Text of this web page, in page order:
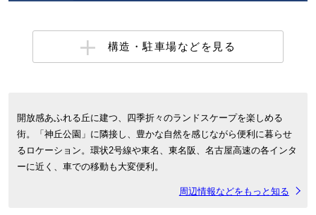
構造・駐車場などを見る
開放感あふれる丘に建つ、四季折々のランドスケープを楽しめる
街。「神丘公園」に隣接し、豊かな自然を感じながら便利に暮らせ
るロケーション。環状2号線や東名、東名阪、名古屋高速の各インタ
ーに近く、車での移動も大変便利。
周辺情報などをもっと知る